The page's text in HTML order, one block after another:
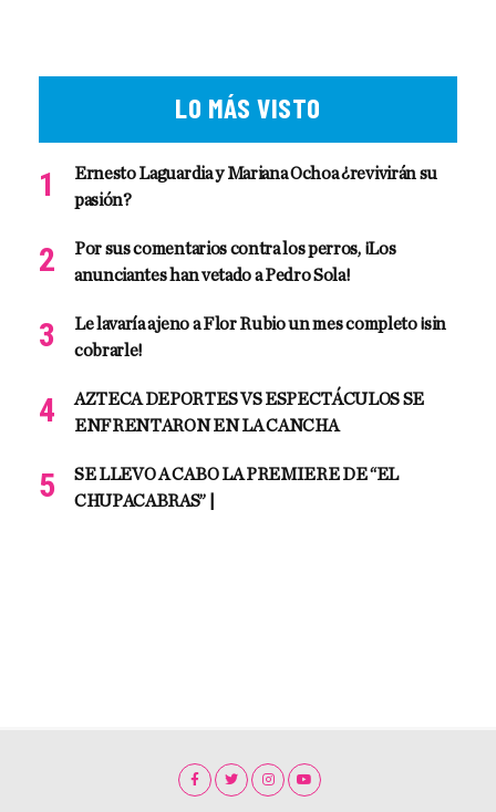
LO MÁS VISTO
Ernesto Laguardia y Mariana Ochoa ¿revivirán su
pasión?
Por sus comentarios contra los perros, ¡Los
anunciantes han vetado a Pedro Sola!
Le lavaría ajeno a Flor Rubio un mes completo ¡sin
cobrarle!
AZTECA DEPORTES VS ESPECTÁCULOS SE
ENFRENTARON EN LA CANCHA
SE LLEVO A CABO LA PREMIERE DE “EL
CHUPACABRAS” |